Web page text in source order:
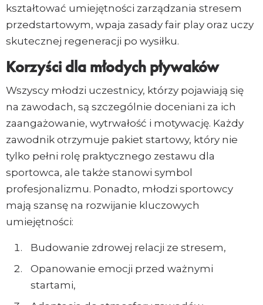
kształtować umiejętności zarządzania stresem
przedstartowym, wpaja zasady fair play oraz uczy
skutecznej regeneracji po wysiłku.
Korzyści dla młodych pływaków
Wszyscy młodzi uczestnicy, którzy pojawiają się
na zawodach, są szczególnie doceniani za ich
zaangażowanie, wytrwałość i motywację. Każdy
zawodnik otrzymuje pakiet startowy, który nie
tylko pełni rolę praktycznego zestawu dla
sportowca, ale także stanowi symbol
profesjonalizmu. Ponadto, młodzi sportowcy
mają szansę na rozwijanie kluczowych
umiejętności:
Budowanie zdrowej relacji ze stresem,
Opanowanie emocji przed ważnymi
startami,